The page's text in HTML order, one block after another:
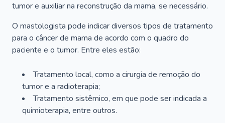
tumor e auxiliar na reconstrução da mama, se necessário.
O mastologista pode indicar diversos tipos de tratamento
para o câncer de mama de acordo com o quadro do
paciente e o tumor. Entre eles estão:
Tratamento local, como a cirurgia de remoção do
tumor e a radioterapia;
Tratamento sistêmico, em que pode ser indicada a
quimioterapia, entre outros.